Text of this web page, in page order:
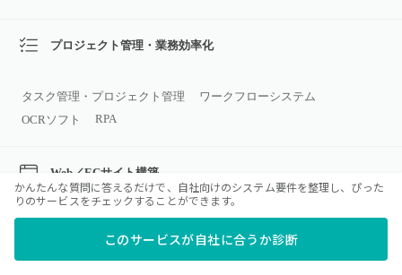
プロジェクト管理・業務効率化
タスク管理・プロジェクト管理
ワークフローシステム
OCRソフト
RPA
Web／ECサイト構築
かんたんな質問に答えるだけで、自社向けのシステム要件を整理し、ぴった
りのサービスをチェックすることができます。
このサービスが自社に合うか診断